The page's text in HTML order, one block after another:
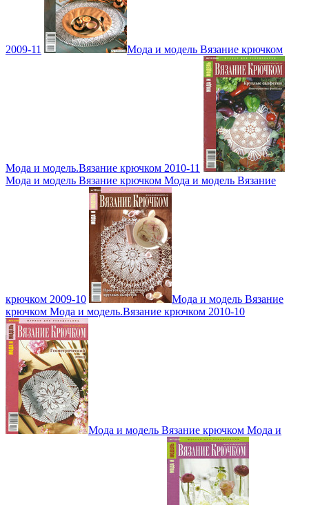
2009-11 Мода и модель Вязание крючком
Мода и модель.Вязание крючком 2010-11
Мода и модель Вязание крючком Мода и модель Вязание
крючком 2009-10
Мода и модель Вязание
крючком Мода и модель.Вязание крючком 2010-10
Мода и модель Вязание крючком Мода и